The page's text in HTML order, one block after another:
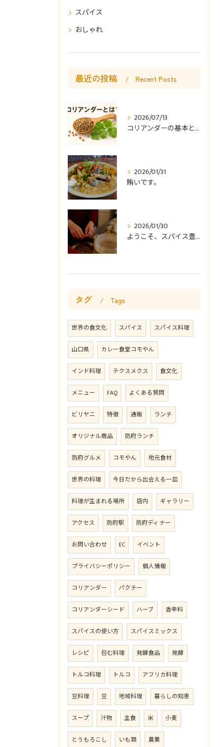
スパイス
おしゃれ
最近の投稿 Recent Posts
2026/07/13
コリアンダーの基本と使い方
2026/01/31
賄いです。
2026/01/30
ようこそ、スパイス豊かなカレー食堂コモやんへ。
タグ Tags
世界の食文化 スパイス スパイス料理
山口県 カレー食堂コモやん
インド料理 テクスメクス 食文化
メニュー FAQ よくある質問
ビリヤニ 特徴 通販 ランチ
オリジナル商品 防府ランチ
防府グルメ コモやん 地元食材
世界の料理 今日だから出会える一皿
料理が生まれる場所 店内 ギャラリー
アクセス 防府駅 防府ディナー
お問い合わせ EC イベント
プライバシーポリシー 個人情報
コリアンダー パクチー
コリアンダーシード ハーブ 香辛料
スパイスの使い方 スパイスミックス
レシピ 包む料理 発酵食品 発酵
トルコ料理 トルコ アフリカ料理
豆料理 豆 地域料理 暮らしの知恵
スープ 汁物 主食 米 小麦
とうもろこし いも類 農業